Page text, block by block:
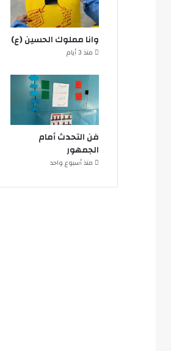
وانا مملوك الحسين (ع)
منذ 3 أيام
فن التحدث أمام
الجمهور
منذ أسبوع واحد